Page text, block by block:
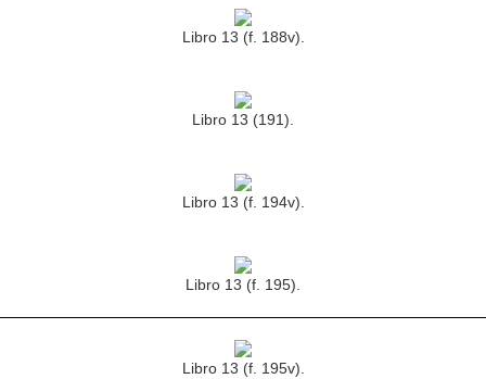
Libro 13 (f. 188v).
Libro 13 (191).
Libro 13 (f. 194v).
Libro 13 (f. 195).
Libro 13 (f. 195v).